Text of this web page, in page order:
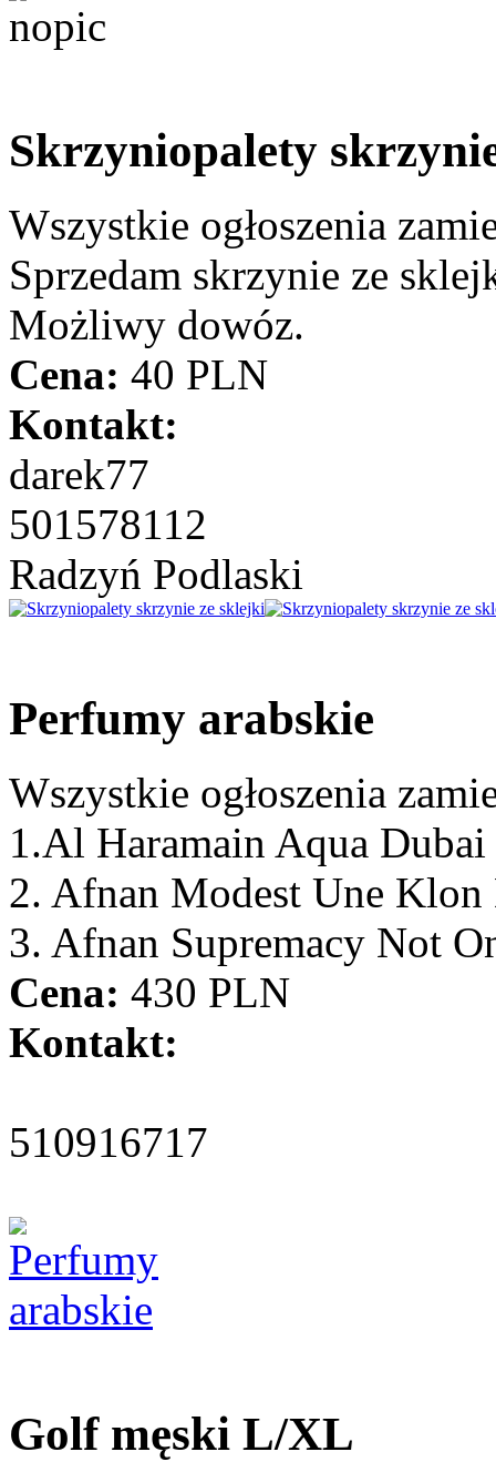
Skrzyniopalety
Wszystkie ogłoszenia
Sprzedam skrzynie ze
Możliwy dowóz.
Cena: 40 PLN
Kontakt:
darek77
501578112
Radzyń Podlaski
Perfumy arabskie
Wszystkie ogłoszenia
1.Al Haramain Aqua
2. Afnan Modest Une Klon
3. Afnan Supremacy Not
Cena: 430 PLN
Kontakt:
510916717
Golf męski L/XL